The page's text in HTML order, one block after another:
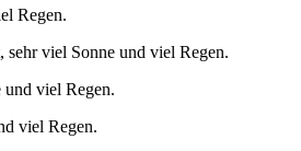
Regen.
sehr viel Sonne und viel Regen.
und viel Regen.
viel Regen.